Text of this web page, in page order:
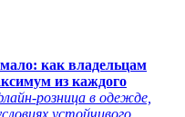
как владельцам
из каждого
розница в одежде,
устойчивого